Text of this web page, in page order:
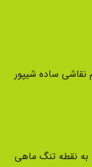
ساده شیپور
به نقطه تنگ ماهی